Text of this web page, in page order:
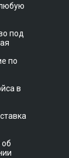
под
по
в